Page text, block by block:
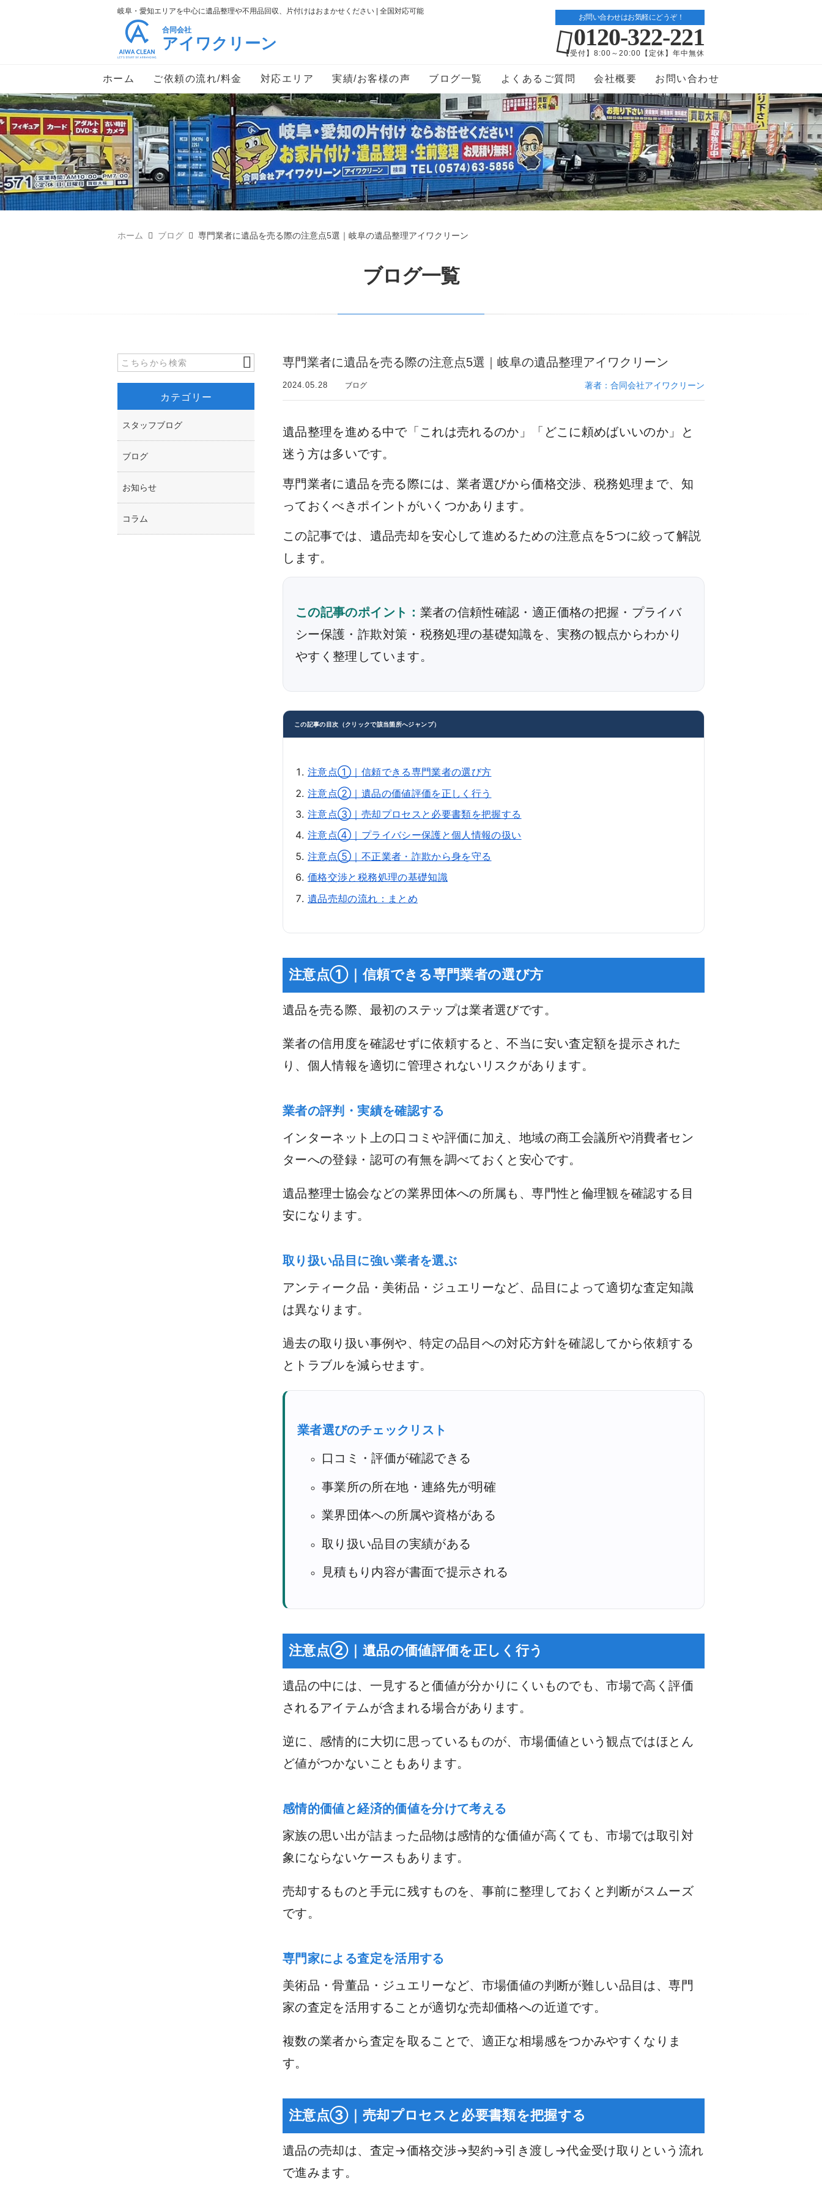
岐阜・愛知エリアを中心に遺品整理や不用品回収、片付けはおまかせください | 全国対応可能
合同会社
アイワクリーン
お問い合わせはお気軽にどうぞ！
0120-322-221
【受付】8:00～20:00【定休】年中無休
ホーム ご依頼の流れ/料金 対応エリア 実績/お客様の声 ブログ一覧 よくあるご質問 会社概要 お問い合わせ
ホーム ブログ 専門業者に遺品を売る際の注意点5選｜岐阜の遺品整理アイワクリーン
ブログ一覧
専門業者に遺品を売る際の注意点5選｜岐阜の遺品整理アイワクリーン
2024.05.28 ブログ 著者：合同会社アイワクリーン
遺品整理を進める中で「これは売れるのか」「どこに頼めばいいのか」と
迷う方は多いです。
専門業者に遺品を売る際には、業者選びから価格交渉、税務処理まで、知
っておくべきポイントがいくつかあります。
この記事では、遺品売却を安心して進めるための注意点を5つに絞って解説
します。
この記事のポイント： 業者の信頼性確認・適正価格の把握・プライバ
シー保護・詐欺対策・税務処理の基礎知識を、実務の観点からわかり
やすく整理しています。
この記事の目次（クリックで該当箇所へジャンプ）
注意点①｜信頼できる専門業者の選び方
注意点②｜遺品の価値評価を正しく行う
注意点③｜売却プロセスと必要書類を把握する
注意点④｜プライバシー保護と個人情報の扱い
注意点⑤｜不正業者・詐欺から身を守る
価格交渉と税務処理の基礎知識
遺品売却の流れ：まとめ
注意点①｜信頼できる専門業者の選び方
遺品を売る際、最初のステップは業者選びです。
業者の信用度を確認せずに依頼すると、不当に安い査定額を提示された
り、個人情報を適切に管理されないリスクがあります。
業者の評判・実績を確認する
インターネット上の口コミや評価に加え、地域の商工会議所や消費者セン
ターへの登録・認可の有無を調べておくと安心です。
遺品整理士協会などの業界団体への所属も、専門性と倫理観を確認する目
安になります。
取り扱い品目に強い業者を選ぶ
アンティーク品・美術品・ジュエリーなど、品目によって適切な査定知識
は異なります。
過去の取り扱い事例や、特定の品目への対応方針を確認してから依頼する
とトラブルを減らせます。
業者選びのチェックリスト
口コミ・評価が確認できる
事業所の所在地・連絡先が明確
業界団体への所属や資格がある
取り扱い品目の実績がある
見積もり内容が書面で提示される
注意点②｜遺品の価値評価を正しく行う
遺品の中には、一見すると価値が分かりにくいものでも、市場で高く評価
されるアイテムが含まれる場合があります。
逆に、感情的に大切に思っているものが、市場価値という観点ではほとん
ど値がつかないこともあります。
感情的価値と経済的価値を分けて考える
家族の思い出が詰まった品物は感情的な価値が高くても、市場では取引対
象にならないケースもあります。
売却するものと手元に残すものを、事前に整理しておくと判断がスムーズ
です。
専門家による査定を活用する
美術品・骨董品・ジュエリーなど、市場価値の判断が難しい品目は、専門
家の査定を活用することが適切な売却価格への近道です。
複数の業者から査定を取ることで、適正な相場感をつかみやすくなりま
す。
注意点③｜売却プロセスと必要書類を把握する
遺品の売却は、査定→価格交渉→契約→引き渡し→代金受け取りという流れ
で進みます。
カテゴリー
スタッフブログ
ブログ
お知らせ
コラム